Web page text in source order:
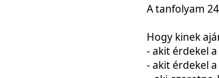
A tanfolyam
Hogy kinek
- akit érdekel
- akit érdekel